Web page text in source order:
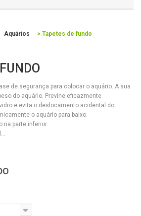
Aquários > Tapetes de fundo
de segurança para colocar o aquário. A sua
do aquário. Previne eficazmente
e evita o deslocamento acidental do
o aquário para baixo.
na parte inferior.